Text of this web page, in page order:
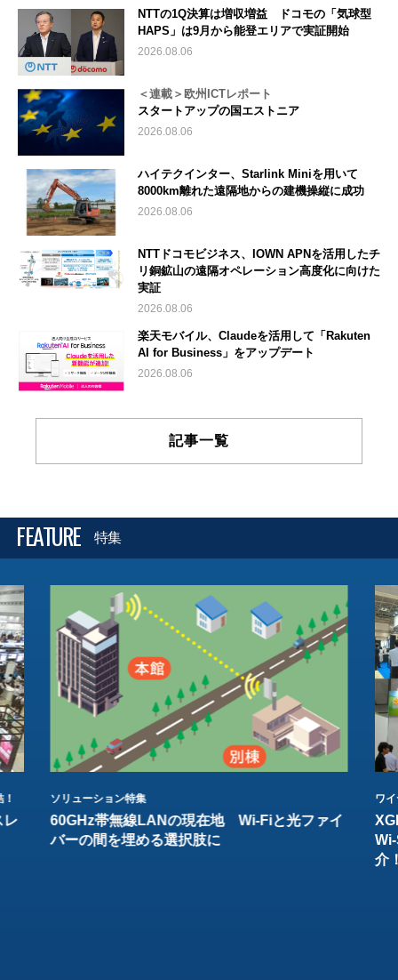
NTTの1Q決算は増収増益 ドコモの「気球型
HAPS」は9月から能登エリアで実証開始
2026.08.06
＜連載＞欧州ICTレポート
スタートアップの国エストニア
2026.08.06
ハイテクインター、Starlink Miniを用いて
8000km離れた遠隔地からの建機操縦に成功
2026.08.06
NTTドコモビジネス、IOWN APNを活用したチ
リ銅鉱山の遠隔オペレーション高度化に向けた
実証
2026.08.06
楽天モバイル、Claudeを活用して「Rakuten
AI for Business」をアップデート
2026.08.06
記事一覧
FEATURE 特集
レ
ソリューション特集
60GHz帯無線LANの現在地 Wi-Fiと光ファイ
バーの間を埋める選択肢に
ワ
介